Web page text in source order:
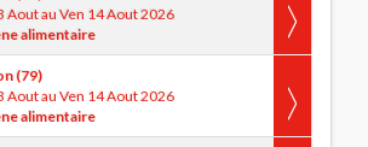
Aout au Ven 14 Aout 2026
alimentaire
(79)
Aout au Ven 14 Aout 2026
alimentaire